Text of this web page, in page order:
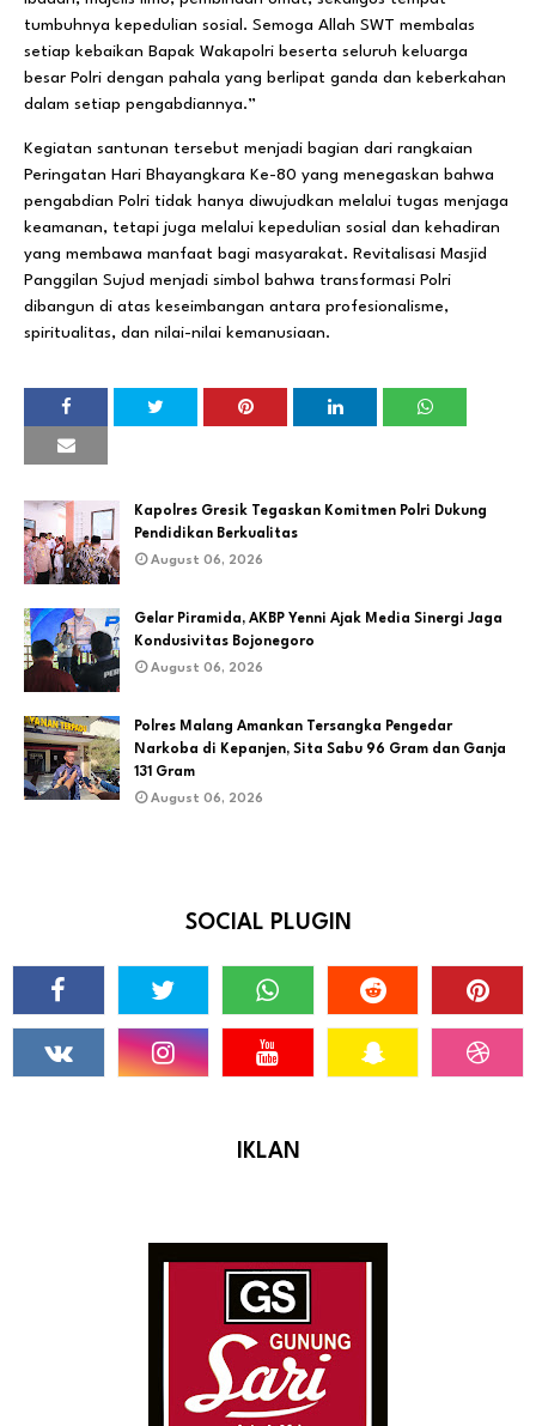
tumbuhnya kepedulian sosial. Semoga Allah SWT membalas
setiap kebaikan Bapak Wakapolri beserta seluruh keluarga
besar Polri dengan pahala yang berlipat ganda dan keberkahan
dalam setiap pengabdiannya.”
Kegiatan santunan tersebut menjadi bagian dari rangkaian
Peringatan Hari Bhayangkara Ke-80 yang menegaskan bahwa
pengabdian Polri tidak hanya diwujudkan melalui tugas menjaga
keamanan, tetapi juga melalui kepedulian sosial dan kehadiran
yang membawa manfaat bagi masyarakat. Revitalisasi Masjid
Panggilan Sujud menjadi simbol bahwa transformasi Polri
dibangun di atas keseimbangan antara profesionalisme,
spiritualitas, dan nilai-nilai kemanusiaan.
Kapolres Gresik Tegaskan Komitmen Polri Dukung
Pendidikan Berkualitas
August 06, 2026
Gelar Piramida, AKBP Yenni Ajak Media Sinergi Jaga
Kondusivitas Bojonegoro
August 06, 2026
Polres Malang Amankan Tersangka Pengedar
Narkoba di Kepanjen, Sita Sabu 96 Gram dan Ganja
131 Gram
August 06, 2026
SOCIAL PLUGIN
IKLAN